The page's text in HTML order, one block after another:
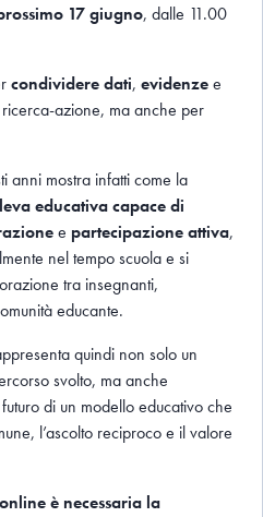
17 giugno, dalle 11.00
condividere dati, evidenzee
azione, ma anche per
anni mostra infatti come la
leva educativa capace di
e partecipazioneattiva,
nel tempo scuola e si
tra insegnanti,
educante.
quindi non solo un
svolto, ma anche
di un modello educativo che
l’ascolto reciproco e il valore
è necessaria la